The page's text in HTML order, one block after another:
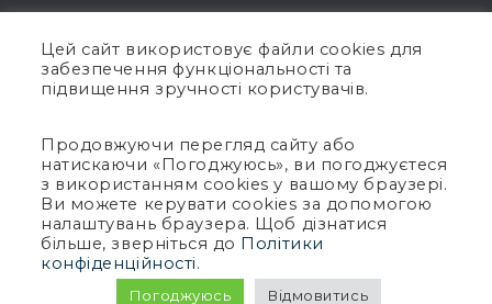
Публічна оферта
Гарантія
Політика конфіденційності
Умови використання
Авторське право © 2005-2026 BIT Impulse.
Цей сайт використовує файли cookies для
забезпечення функціональності та
підвищення зручності користувачів.
Продовжуючи перегляд сайту або
натискаючи «Погоджуюсь», ви погоджуєтеся
з використанням cookies у вашому браузері.
Ви можете керувати cookies за допомогою
налаштувань браузера. Щоб дізнатися
більше, зверніться до Політики
конфіденційності.
Погоджуюсь Відмовитись